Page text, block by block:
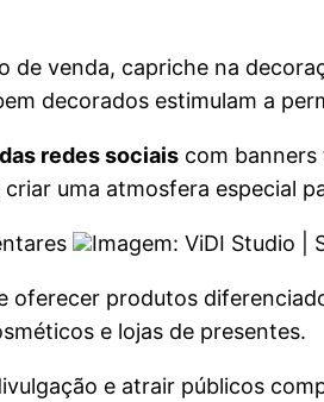
venda, capriche na
decorados estimulam a
das redes sociais com
uma atmosfera especial
Imagem: ViDI Studio |
oferecer produtos
e lojas de presentes.
e atrair públicos